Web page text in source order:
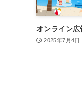
オンライン
2025年7月4日